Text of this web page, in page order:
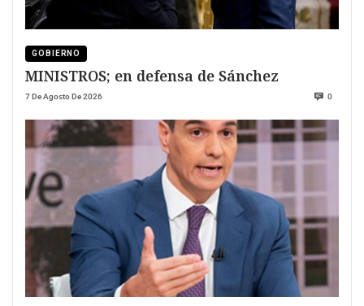
GOBIERNO
MINISTROS; en defensa de Sánchez
7 De Agosto De 2026 0